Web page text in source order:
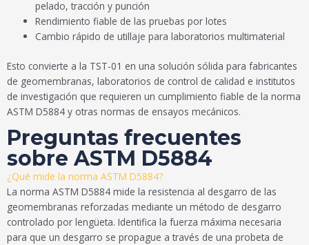
pelado, tracción y punción
Rendimiento fiable de las pruebas por lotes
Cambio rápido de utillaje para laboratorios multimaterial
Esto convierte a la TST-01 en una solución sólida para fabricantes
de geomembranas, laboratorios de control de calidad e institutos
de investigación que requieren un cumplimiento fiable de la norma
ASTM D5884 y otras normas de ensayos mecánicos.
Preguntas frecuentes
sobre ASTM D5884
¿Qué mide la norma ASTM D5884?
La norma ASTM D5884 mide la resistencia al desgarro de las
geomembranas reforzadas mediante un método de desgarro
controlado por lengüeta. Identifica la fuerza máxima necesaria
para que un desgarro se propague a través de una probeta de